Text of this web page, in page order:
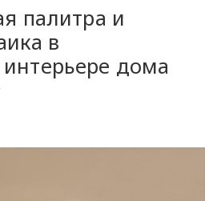
палитра и
в
дома